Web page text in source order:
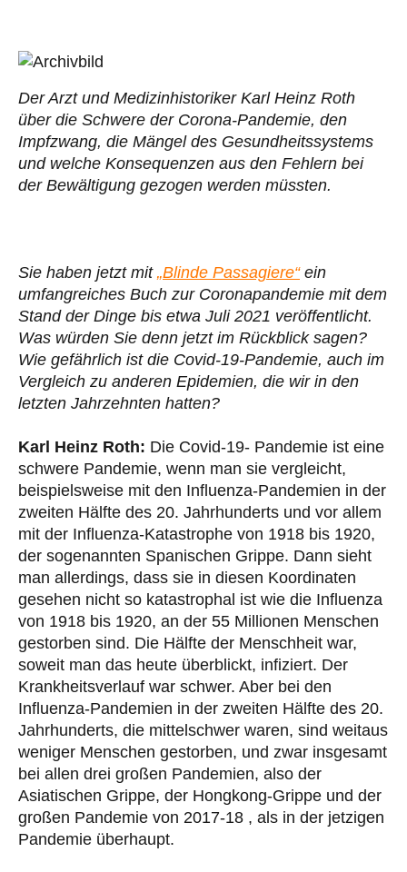
Der Arzt und Medizinhistoriker Karl Heinz Roth
über die Schwere der Corona-Pandemie, den
Impfzwang, die Mängel des Gesundheitssystems
und welche Konsequenzen aus den Fehlern bei
der Bewältigung gezogen werden müssten.
Sie haben jetzt mit „Blinde Passagiere“ein
umfangreiches Buch zur Coronapandemie mit dem
Stand der Dinge bis etwa Juli 2021 veröffentlicht.
Was würden Sie denn jetzt im Rückblick sagen?
Wie gefährlich ist die Covid-19-Pandemie, auch im
Vergleich zu anderen Epidemien, die wir in den
letzten Jahrzehnten hatten?
Karl Heinz Roth: Die Covid-19- Pandemie ist eine
schwere Pandemie, wenn man sie vergleicht,
beispielsweise mit den Influenza-Pandemien in der
zweiten Hälfte des 20. Jahrhunderts und vor allem
mit der Influenza-Katastrophe von 1918 bis 1920,
der sogenannten Spanischen Grippe. Dann sieht
man allerdings, dass sie in diesen Koordinaten
gesehen nicht so katastrophal ist wie die Influenza
von 1918 bis 1920, an der 55 Millionen Menschen
gestorben sind. Die Hälfte der Menschheit war,
soweit man das heute überblickt, infiziert. Der
Krankheitsverlauf war schwer. Aber bei den
Influenza-Pandemien in der zweiten Hälfte des 20.
Jahrhunderts, die mittelschwer waren, sind weitaus
weniger Menschen gestorben, und zwar insgesamt
bei allen drei großen Pandemien, also der
Asiatischen Grippe, der Hongkong-Grippe und der
großen Pandemie von 2017-18 , als in der jetzigen
Pandemie überhaupt.